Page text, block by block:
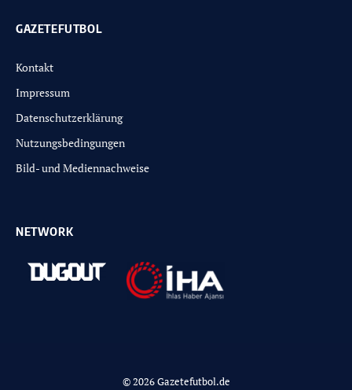
GAZETEFUTBOL
Kontakt
Impressum
Datenschutzerklärung
Nutzungsbedingungen
Bild- und Mediennachweise
NETWORK
© 2026 Gazetefutbol.de